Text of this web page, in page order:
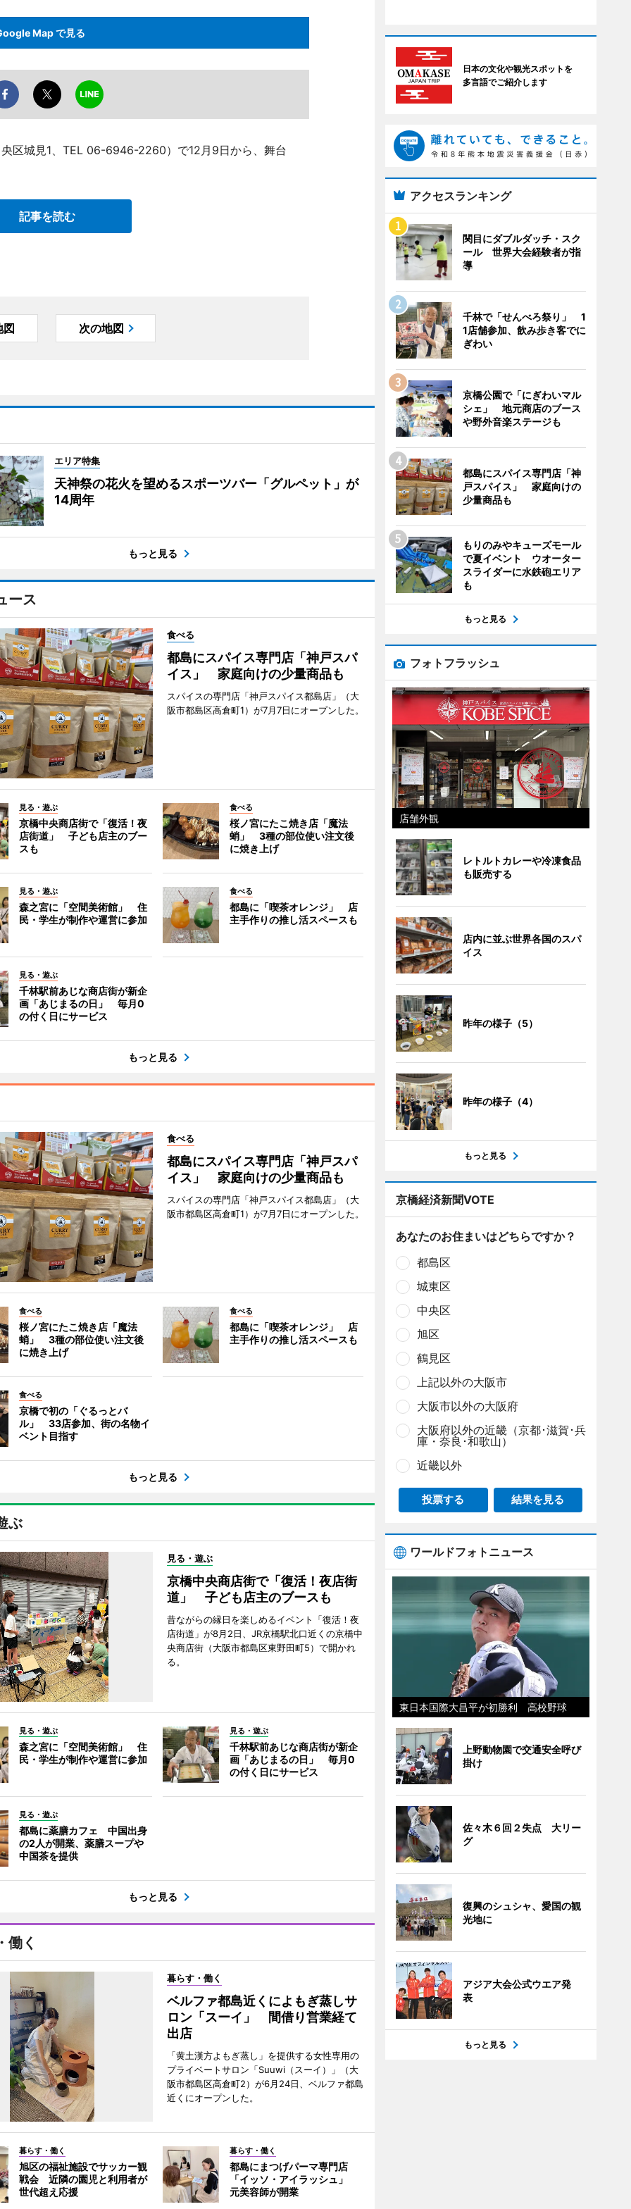
Map で見る
区城見1、TEL 06-6946-2260）で12月9日から、舞台
記事を読む
図 次の地図
エリア特集
天神祭の花火を望めるスポーツバー「グルペット」が
14周年
もっと見る
ース
食べる
都島にスパイス専門店「神戸スパ
イス」 家庭向けの少量商品も
スパイスの専門店「神戸スパイス都島店」（大
阪市都島区高倉町1）が7月7日にオープンした。
見る・遊ぶ
京橋中央商店街で「復活！夜
店街道」 子ども店主のブー
スも
食べる
桜ノ宮にたこ焼き店「魔法
蛸」 3種の部位使い注文後
に焼き上げ
見る・遊ぶ
森之宮に「空間美術館」 住
民・学生が制作や運営に参加
食べる
都島に「喫茶オレンジ」 店
主手作りの推し活スペースも
見る・遊ぶ
千林駅前あじな商店街が新企
画「あじまるの日」 毎月0
の付く日にサービス
もっと見る
食べる
都島にスパイス専門店「神戸スパ
イス」 家庭向けの少量商品も
スパイスの専門店「神戸スパイス都島店」（大
阪市都島区高倉町1）が7月7日にオープンした。
食べる
桜ノ宮にたこ焼き店「魔法
蛸」 3種の部位使い注文後
に焼き上げ
食べる
都島に「喫茶オレンジ」 店
主手作りの推し活スペースも
食べる
京橋で初の「ぐるっとバ
ル」 33店参加、街の名物イ
ベント目指す
もっと見る
ぶ
見る・遊ぶ
京橋中央商店街で「復活！夜店街
道」 子ども店主のブースも
昔ながらの縁日を楽しめるイベント「復活！夜
店街道」が8月2日、JR京橋駅北口近くの京橋中
央商店街（大阪市都島区東野田町5）で開かれ
る。
見る・遊ぶ
森之宮に「空間美術館」 住
民・学生が制作や運営に参加
見る・遊ぶ
千林駅前あじな商店街が新企
画「あじまるの日」 毎月0
の付く日にサービス
見る・遊ぶ
都島に薬膳カフェ 中国出身
の2人が開業、薬膳スープや
中国茶を提供
もっと見る
働く
暮らす・働く
ベルファ都島近くによもぎ蒸しサ
ロン「スーイ」 間借り営業経て
出店
「黄土漢方よもぎ蒸し」を提供する女性専用の
プライベートサロン「Suuwi（スーイ）」（大
阪市都島区高倉町2）が6月24日、ベルファ都島
近くにオープンした。
暮らす・働く
旭区の福祉施設でサッカー観
戦会 近隣の園児と利用者が
世代超え応援
暮らす・働く
都島にまつげパーマ専門店
「イッソ・アイラッシュ」
元美容師が開業
日本の文化や観光スポットを
多言語でご紹介します
アクセスランキング
関目にダブルダッチ・スク
ール 世界大会経験者が指
導
千林で「せんべろ祭り」 1
1店舗参加、飲み歩き客でに
ぎわい
京橋公園で「にぎわいマル
シェ」 地元商店のブース
や野外音楽ステージも
都島にスパイス専門店「神
戸スパイス」 家庭向けの
少量商品も
もりのみやキューズモール
で夏イベント ウオーター
スライダーに水鉄砲エリア
も
もっと見る
フォトフラッシュ
店舗外観
レトルトカレーや冷凍食品
も販売する
店内に並ぶ世界各国のスパ
イス
昨年の様子（5）
昨年の様子（4）
もっと見る
京橋経済新聞VOTE
あなたのお住まいはどちらですか？
都島区
城東区
中央区
旭区
鶴見区
上記以外の大阪市
大阪市以外の大阪府
大阪府以外の近畿（京都･滋賀･兵
庫・奈良･和歌山）
近畿以外
投票する 結果を見る
ワールドフォトニュース
東日本国際大昌平が初勝利 高校野球
上野動物園で交通安全呼び
掛け
佐々木６回２失点 大リー
グ
復興のシュシャ、愛国の観
光地に
アジア大会公式ウエア発
表
もっと見る